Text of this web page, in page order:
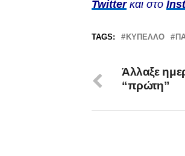
Twitterκαι στο
TAGS: ΚΎΠΕΛΛΟ
Άλλαξε
“πρώτη”